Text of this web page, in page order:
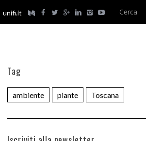
unifi.it
Tag
ambiente piante Toscana